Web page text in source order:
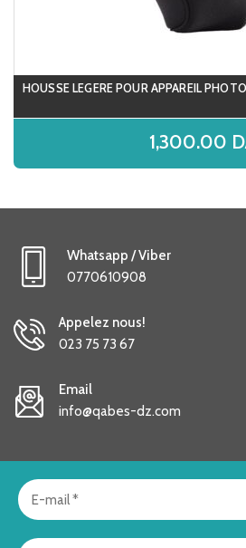
HOUSSE LEGERE POUR APPAREIL
1,300.00
Whatsapp / Viber
0770610908
Appelez nous!
023 75 73 67
Email
info@qabes-dz.com